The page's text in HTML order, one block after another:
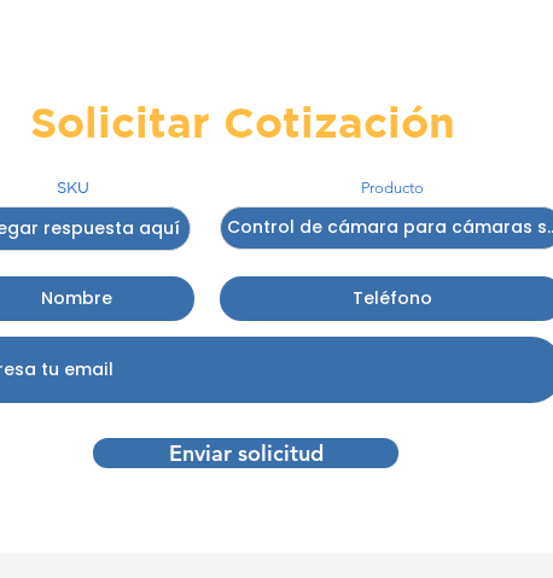
Solicitar Cotización
SKU Producto
Enviar solicitud